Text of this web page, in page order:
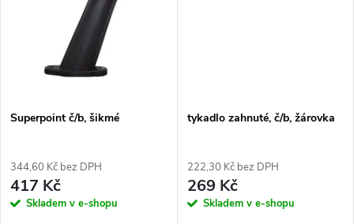
Superpoint č/b, šikmé
344,60 Kč bez DPH
417 Kč
Skladem v e-shopu
tykadlo zahnuté, č/b, žárovka
222,30 Kč bez DPH
269 Kč
Skladem v e-shopu